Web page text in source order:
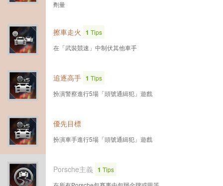
劑量
擦車走火 1 Tips
在「武裝競速」中制伏其他車手
追逐高手 1 Tips
扮演警察進行5場「頭號通緝犯」遊戲
優先目標
扮演車手進行5場「頭號通緝犯」遊戲
Porsche主義 1 Tips